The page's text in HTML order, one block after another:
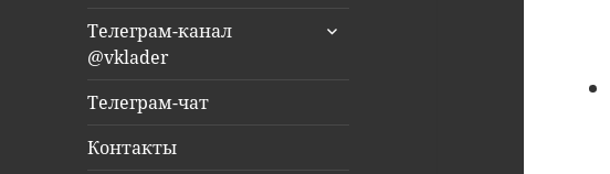
Телеграм-канал
@vklader
раскрыть
Телеграм-чат
Контакты